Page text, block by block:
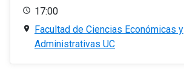
17:00
Facultad de Ciencias Económicas y
Administrativas UC